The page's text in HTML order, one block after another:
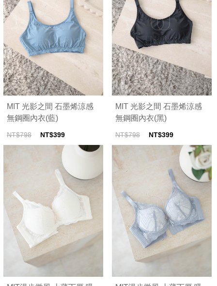
MIT 光影之間 石墨烯涼感
無鋼圈內衣(藍)
NT$798 NT$399
MIT 光影之間 石墨烯涼感
無鋼圈內衣(黑)
NT$798 NT$399